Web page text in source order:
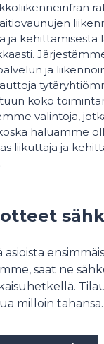
ja kehittämisestä
ja
koko
valintoja,
haluamme
liikuttaja ja
saat ne
milloin tahansa.